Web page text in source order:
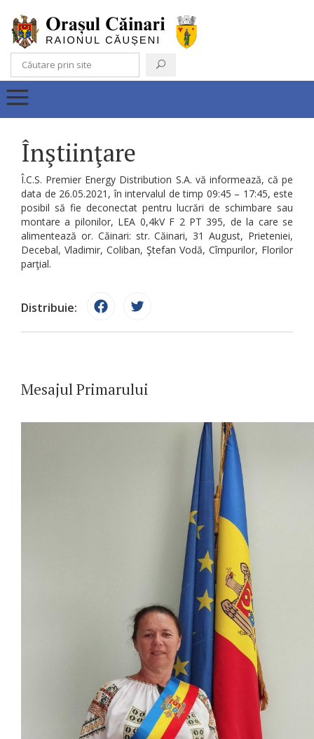
Înştiinţare
Î.C.S. Premier Energy Distribution S.A. vă informează, că pe
data de 26.05.2021, în intervalul de timp 09:45 – 17:45, este
posibil să fie deconectat pentru lucrări de schimbare sau
montare a pilonilor, LEA 0,4kV F 2 PT 395, de la care se
alimentează or. Căinari: str. Căinari, 31 August, Prieteniei,
Decebal, Vladimir, Coliban, Ştefan Vodă, Cîmpurilor, Florilor
parţial.
Distribuie:
Mesajul Primarului